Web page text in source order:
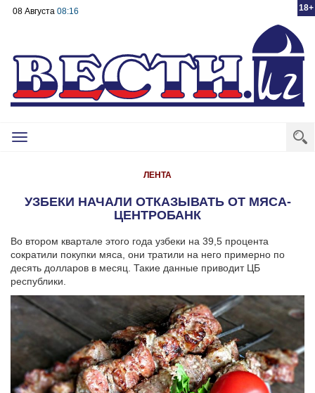
18+
08 Августа 08:16
Toggle
ЛЕНТА
УЗБЕКИ НАЧАЛИ ОТКАЗЫВАТЬ ОТ МЯСА-
ЦЕНТРОБАНК
Во втором квартале этого года узбеки на 39,5 процента
сократили покупки мяса, они тратили на него примерно по
десять долларов в месяц. Такие данные приводит ЦБ
республики.